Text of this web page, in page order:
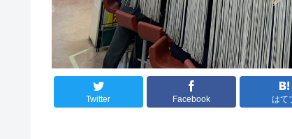
Twitter Facebook はて